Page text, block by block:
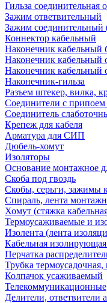
Гильза соединительная
Зажим ответвительный
Зажим
Коннектор кабельный
Наконечник кабельный
Наконечник
Наконечник кабельный
Наконечник-гильза
Разъем штекер, вилка,
Соединители с припоем
Соединитель
Крепеж для кабеля
Арматура для СИП
Дюбель-хомут
Изоляторы
Основание монтажное
Скоба под гвоздь
Скобы, серьги, зажимы
Спираль, лента
Хомут (стяжка
Термоусаживаемые и
Изолента (лента
Кабельная
Перчатка
Трубка
Колпачок усаживаемый
Делители, ответвители